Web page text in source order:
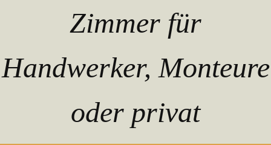
Zimmer für
Handwerker, Monteure
oder privat